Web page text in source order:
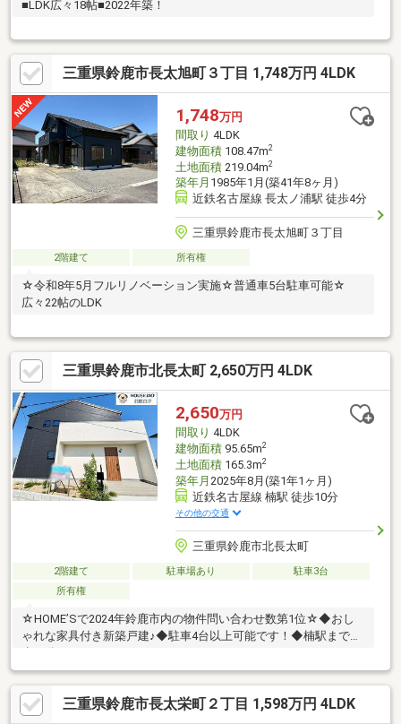
■LDK広々18帖■2022年築！
三重県鈴鹿市長太旭町３丁目 1,748万円 4LDK
1,748万円
間取り 4LDK
建物面積108.47m2
土地面積219.04m2
築年月 1985年1月(築41年8ヶ月)
近鉄名古屋線 長太ノ浦駅 徒歩4分
三重県鈴鹿市長太旭町３丁目
2階建て 所有権
☆令和8年5月フルリノベーション実施☆普通車5台駐車可能☆
広々22帖のLDK
三重県鈴鹿市北長太町 2,650万円 4LDK
2,650万円
間取り 4LDK
建物面積95.65m2
土地面積165.3m2
築年月 2025年8月(築1年1ヶ月)
近鉄名古屋線 楠駅 徒歩10分
その他の交通
三重県鈴鹿市北長太町
2階建て 駐車場あり
駐車3台
所有権
☆HOME’Sで2024年鈴鹿市内の物件問い合わせ数第1位☆◆おし
ゃれな家具付き新築戸建♪◆駐車4台以上可能です！◆楠駅まで徒
三重県鈴鹿市長太栄町２丁目 1,598万円 4LDK